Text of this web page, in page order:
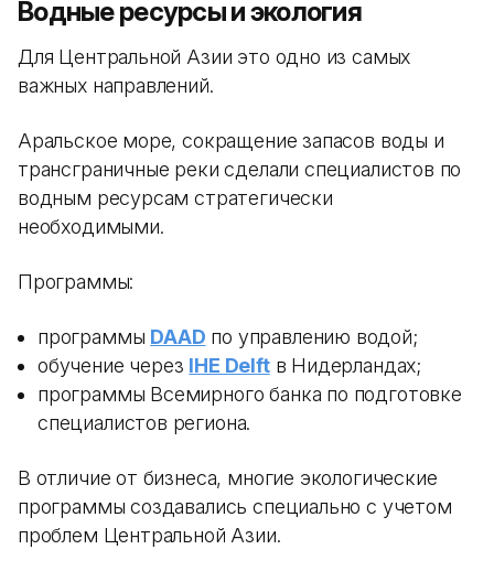
Водные ресурсы и экология
Для Центральной Азии это одно из самых
важных направлений.
Аральское море, сокращение запасов воды и
трансграничные реки сделали специалистов по
водным ресурсам стратегически
необходимыми.
Программы:
программы DAAD по управлению водой;
обучение через IHE Delftв Нидерландах;
программы Всемирного банка по подготовке
специалистов региона.
В отличие от бизнеса, многие экологические
программы создавались специально с учетом
проблем Центральной Азии.